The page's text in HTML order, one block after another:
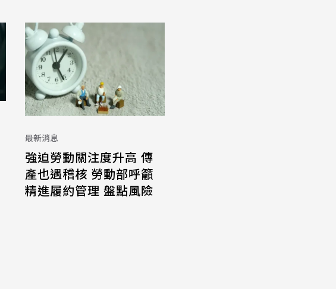
最新消息
強迫勞動關注度升高 傳
產也遇稽核 勞動部呼籲
精進履約管理 盤點風險